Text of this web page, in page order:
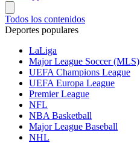
Todos los contenidos
Deportes populares
LaLiga
Major League Soccer (MLS)
UEFA Champions League
UEFA Europa League
Premier League
NFL
NBA Basketball
Major League Baseball
NHL